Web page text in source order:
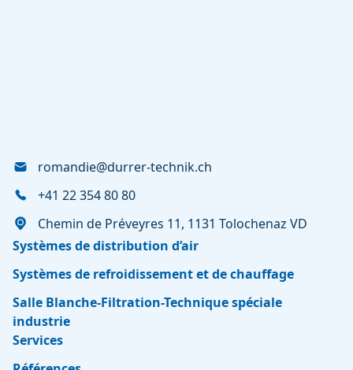
romandie@durrer-technik.ch
+41 22 354 80 80
Chemin de Préveyres 11, 1131 Tolochenaz VD
Systèmes de distribution d’air
Systèmes de refroidissement et de chauffage
Salle Blanche-Filtration-Technique spéciale
industrie
Services